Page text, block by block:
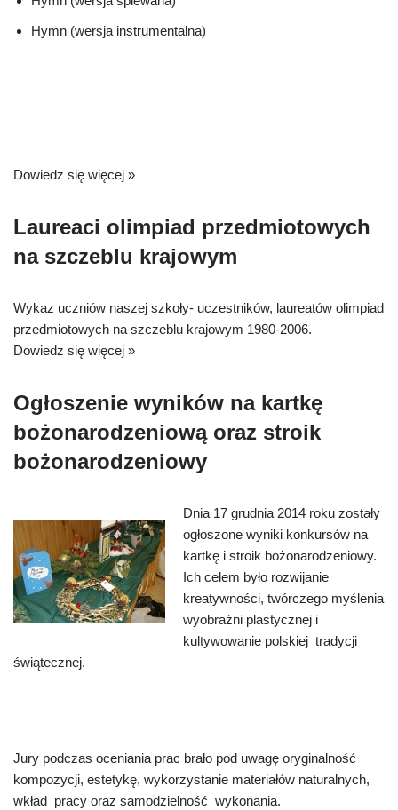
Hymn (wersja instrumentalna)
Dowiedz się więcej »
Laureaci olimpiad przedmiotowych
na szczeblu krajowym
Wykaz uczniów naszej szkoły- uczestników, laureatów olimpiad
przedmiotowych na szczeblu krajowym 1980-2006.
Dowiedz się więcej »
Ogłoszenie wyników na kartkę
bożonarodzeniową oraz stroik
bożonarodzeniowy
Dnia 17 grudnia 2014 roku zostały
ogłoszone wyniki konkursów na
kartkę i stroik bożonarodzeniowy.
Ich celem było rozwijanie
kreatywności, twórczego myślenia
wyobraźni plastycznej i
kultywowanie polskiej tradycji
świątecznej.
Jury podczas oceniania prac brało pod uwagę oryginalność
kompozycji, estetykę, wykorzystanie materiałów naturalnych,
wkład pracy oraz samodzielność wykonania.